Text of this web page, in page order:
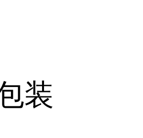
装